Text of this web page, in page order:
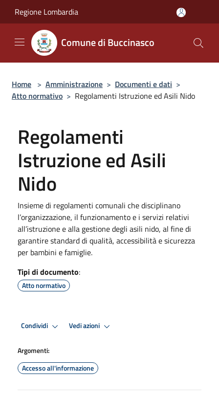
Regione Lombardia
Comune di Buccinasco
Home > Amministrazione > Documenti e dati >
Atto normativo > Regolamenti Istruzione ed Asili Nido
Regolamenti
Istruzione ed Asili
Nido
Insieme di regolamenti comunali che disciplinano
l’organizzazione, il funzionamento e i servizi relativi
all’istruzione e alla gestione degli asili nido, al fine di
garantire standard di qualità, accessibilità e sicurezza
per bambini e famiglie.
Tipi di documento:
Atto normativo
Condividi Vedi azioni
Argomenti:
Accesso all'informazione